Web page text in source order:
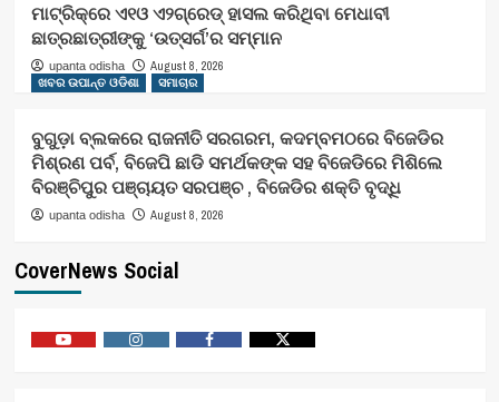
ମାଟ୍ରିକ୍‌ରେ ଏ୧ଓ ଏ୨ଗ୍ରେଡ୍‌ ହାସଲ କରିଥିବା ମେଧାବୀ
ଛାତ୍ରଛାତ୍ରୀଙ୍କୁ ‘ଉତ୍ସର୍ଗ’ର ସମ୍ମାନ
upanta odisha
August 8, 2026
ଖବର ଉପାନ୍ତ ଓଡିଶା
ସମାଚାର
ବୁଗୁଡ଼ା ବ୍ଲକରେ ରାଜନୀତି ସରଗରମ, କଦମ୍ବମଠରେ ବିଜେଡିର
ମିଶ୍ରଣ ପର୍ବ, ବିଜେପି ଛାଡି ସମର୍ଥକଙ୍କ ସହ ବିଜେଡିରେ ମିଶିଲେ
ବିରଞ୍ଚିପୁର ପଞ୍ଚାୟତ ସରପଞ୍ଚ , ବିଜେଡିର ଶକ୍ତି ବୃଦ୍ଧି
upanta odisha August 8, 2026
CoverNews Social